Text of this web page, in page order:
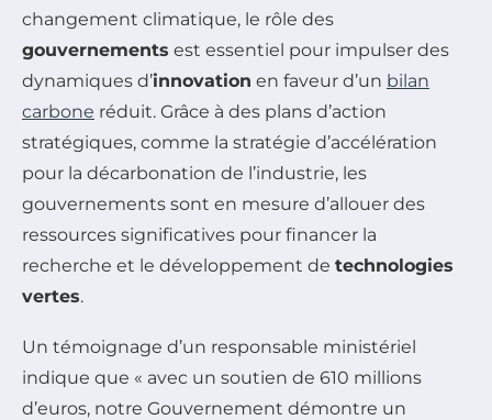
changement climatique, le rôle des
gouvernements est essentiel pour impulser des
dynamiques d’innovation en faveur d’un bilan
carbone réduit. Grâce à des plans d’action
stratégiques, comme la stratégie d’accélération
pour la décarbonation de l’industrie, les
gouvernements sont en mesure d’allouer des
ressources significatives pour financer la
recherche et le développement de technologies
vertes.
Un témoignage d’un responsable ministériel
indique que « avec un soutien de 610 millions
d’euros, notre Gouvernement démontre un